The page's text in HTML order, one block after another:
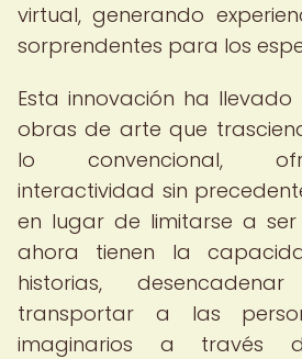
virtual, generando
sorprendentes para los
Esta innovación ha
obras de arte que
lo convencional,
interactividad sin
en lugar de limitarse a ser
ahora tienen la
historias,
transportar a las
imaginarios a través